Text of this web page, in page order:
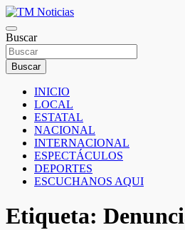
Saltar
al
contenido
TM Noticias
TM Noticias
Buscar
Buscar
INICIO
LOCAL
ESTATAL
NACIONAL
INTERNACIONAL
ESPECTÁCULOS
DEPORTES
ESCUCHANOS AQUI
Etiqueta: